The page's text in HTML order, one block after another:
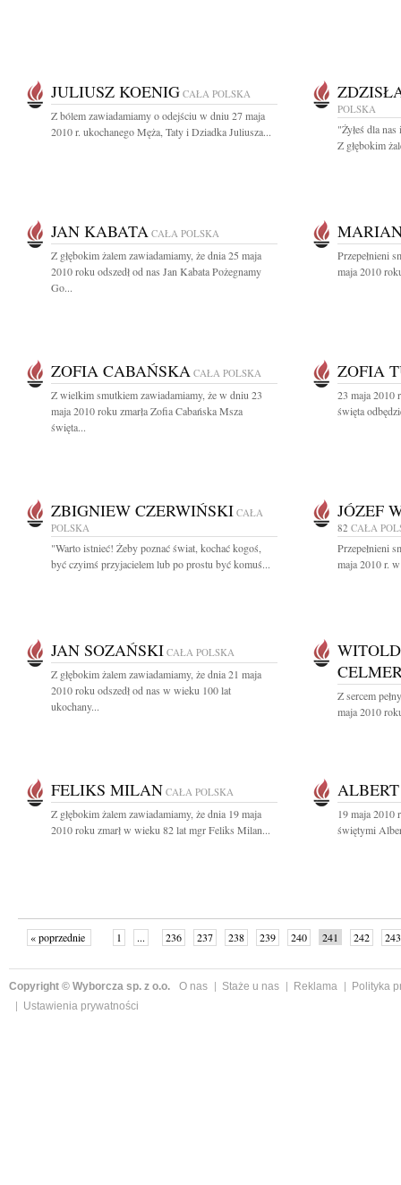
JULIUSZ KOENIG CAŁA POLSKA
Z bólem zawiadamiamy o odejściu w dniu 27 maja
2010 r. ukochanego Męża, Taty i Dziadka Juliusza...
POLSKA
"Żyłeś dla
Z głębokim
JAN KABATA CAŁA POLSKA
Z głębokim żalem zawiadamiamy, że dnia 25 maja
2010 roku odszedł od nas Jan Kabata Pożegnamy
Go...
Przepełnieni
maja 2010
ZOFIA CABAŃSKA CAŁA POLSKA
Z wielkim smutkiem zawiadamiamy, że w dniu 23
maja 2010 roku zmarła Zofia Cabańska Msza
święta...
ZOFIA
23 maja 2010
święta
ZBIGNIEW CZERWIŃSKI CAŁA
POLSKA
"Warto istnieć! Żeby poznać świat, kochać kogoś,
być czyimś przyjacielem lub po prostu być komuś...
JÓZEF
82 CAŁA
Przepełnieni
maja 2010 r.
JAN SOZAŃSKI CAŁA POLSKA
Z głębokim żalem zawiadamiamy, że dnia 21 maja
2010 roku odszedł od nas w wieku 100 lat
ukochany...
Z sercem
maja 2010
FELIKS MILAN CAŁA POLSKA
Z głębokim żalem zawiadamiamy, że dnia 19 maja
2010 roku zmarł w wieku 82 lat mgr Feliks Milan...
19 maja 2010
świętymi
« poprzednie 1 ... 236 237 238 239 240 241 242
243
Copyright © Wyborcza sp. z o.o. O nas Staże u nas Reklama
Polityka
Ustawienia prywatności